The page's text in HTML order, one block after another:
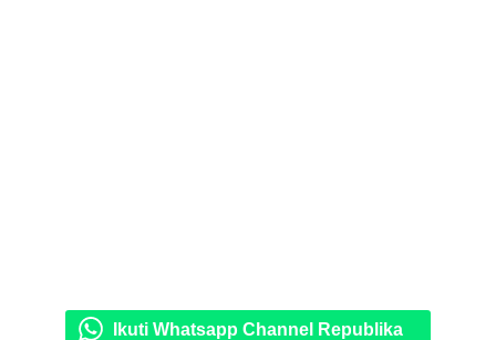
Ikuti Whatsapp Channel Republika